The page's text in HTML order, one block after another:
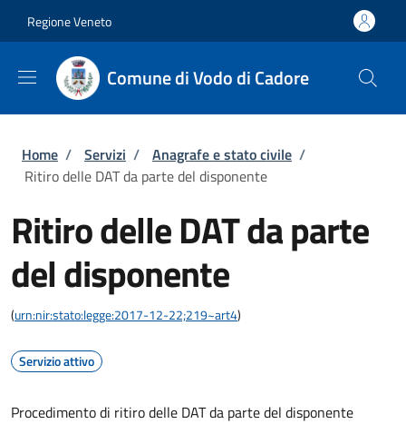
Regione Veneto
Comune di Vodo di Cadore
Briciole di pane
Home / Servizi / Anagrafe e stato civile /
Ritiro delle DAT da parte del disponente
Ritiro delle DAT da parte
del disponente
(urn:nir:stato:legge:2017-12-22;219~art4)
Servizio attivo
Procedimento di ritiro delle DAT da parte del disponente